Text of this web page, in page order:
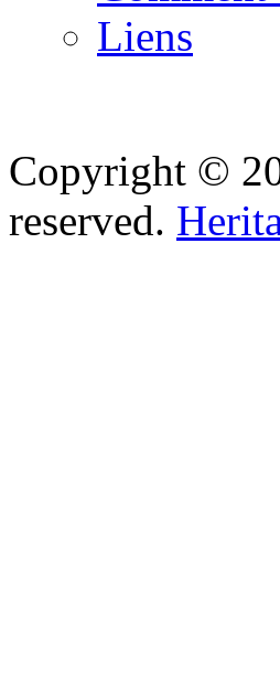
Liens
Copyright ©
reserved.